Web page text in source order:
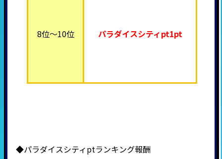
8位～10位 パラダイスシティpt1pt
◆パラダイスシティptランキング報酬